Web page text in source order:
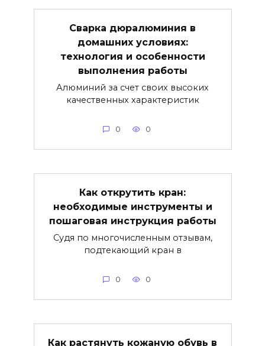
Сварка дюралюминия в
домашних условиях:
технология и особенности
выполнения работы
Алюминий за счет своих высоких
качественных характеристик
0 0
Как открутить кран:
необходимые инструменты и
пошаговая инструкция работы
Судя по многочисленным отзывам,
подтекающий кран в
0 0
Как растянуть кожаную обувь в